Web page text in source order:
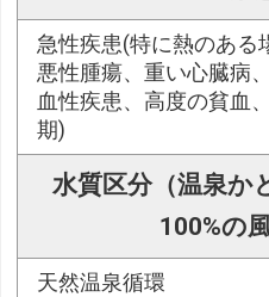
急性疾患(特に熱のある
悪性腫瘍、重い心臓病
血性疾患、高度の貧血
期)
水質区分（温泉か
100%の
天然温泉循環